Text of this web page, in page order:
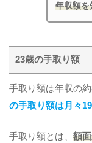
年収額を
23歳の手取り額
手取り額は年収の
の手取り額は月々
手取り額とは、 額